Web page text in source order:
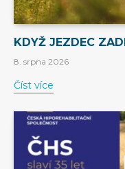
KDYŽ JEZDEC
8. srpna 2026
Číst více